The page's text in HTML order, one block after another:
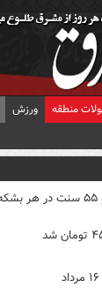
منطقه ورزش
قیمت نفت به ۸۳ دلار و ۵۵ سنت در هر